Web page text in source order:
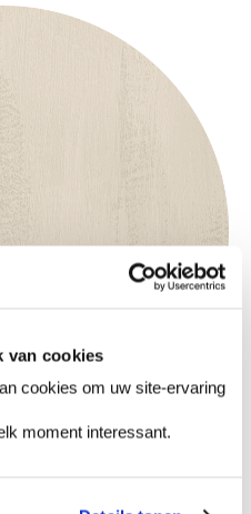
van cookies
cookies om uw site-ervaring
moment interessant.